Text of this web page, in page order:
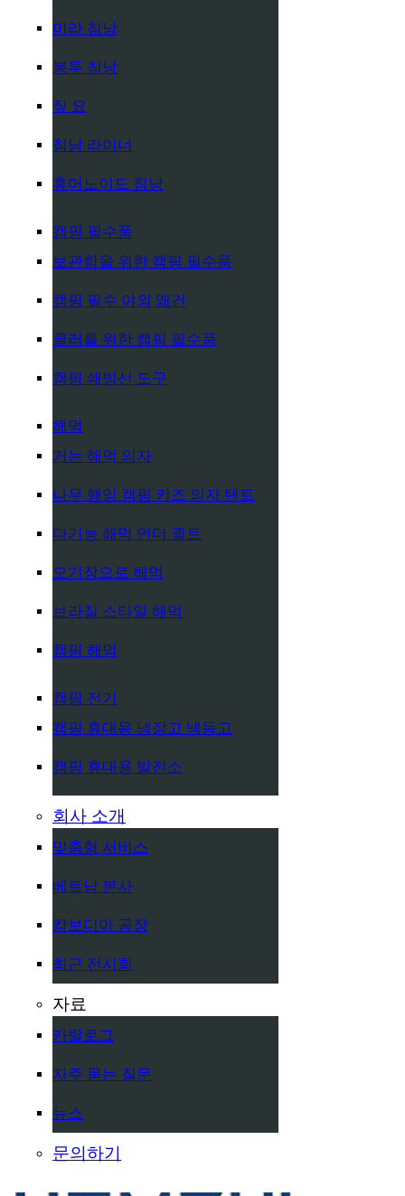
미라 침낭
봉투 침낭
짚 요
침낭 라이너
휴머노이드 침낭
캠핑 필수품
보관함을 위한 캠핑 필수품
캠핑 필수 야외 왜건
쿨러를 위한 캠핑 필수품
캠핑 쇄빙선 도구
해먹
거는 해먹 의자
나무 행잉 캠핑 키즈 의자 텐트
다기능 해먹 언더 퀼트
모기장으로 해먹
브라질 스타일 해먹
캠핑 해먹
캠핑 전기
캠핑 휴대용 냉장고 냉동고
캠핑 휴대용 발전소
회사 소개
맞춤형 서비스
베트남 본사
캄보디아 공장
최근 전시회
자료
카탈로그
자주 묻는 질문
뉴스
문의하기